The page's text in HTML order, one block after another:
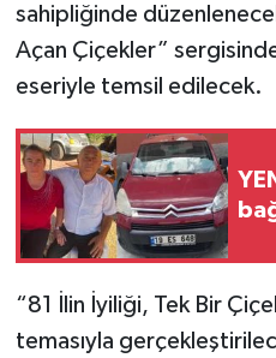
sahipliğinde
Açan Çiçekler”
eseriyle temsil edilecek.
“81 İlin İyiliği, Tek Bir
temasıyla